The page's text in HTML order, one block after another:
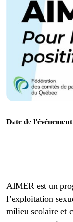
Date de
AIMER est un
l’exploitation
milieu scolaire et